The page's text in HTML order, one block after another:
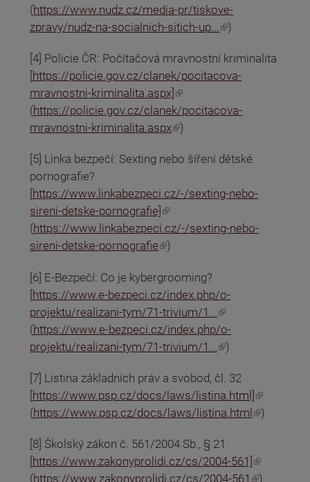
(https://www.nudz.cz/media-pr/tiskove-
zpravy/nudz-na-socialnich-sitich-up...
(odkaz je externí) )
[4] Policie ČR: Počítačová mravnostní kriminalita
https://policie.gov.cz/clanek/pocitacova-
mravnostni-kriminalita.aspx]
(odkaz je externí)
(https://policie.gov.cz/clanek/pocitacova-
mravnostni-kriminalita.aspx
(odkaz je externí) )
[5] Linka bezpečí: Sexting nebo šíření dětské
pornografie?
https://www.linkabezpeci.cz/-/sexting-nebo-
sireni-detske-pornografie]
(odkaz je externí)
(https://www.linkabezpeci.cz/-/sexting-nebo-
sireni-detske-pornografie
(odkaz je externí) )
[6] E-Bezpečí: Co je kybergrooming?
[https://www.e-bezpeci.cz/index.php/o-
projektu/realizani-tym/71-trivium/1...
(odkaz je externí)
(https://www.e-bezpeci.cz/index.php/o-
projektu/realizani-tym/71-trivium/1...
(odkaz je externí) )
[7] Listina základních práv a svobod, čl. 32
https://www.psp.cz/docs/laws/listina.html]
(odkaz je externí)
(https://www.psp.cz/docs/laws/listina.html
(odkaz je externí) )
[8] Školský zákon č. 561/2004 Sb., § 21
https://www.zakonyprolidi.cz/cs/2004-561]
(odkaz je externí)
(https://www.zakonyprolidi.cz/cs/2004-561
(odkaz je externí) )